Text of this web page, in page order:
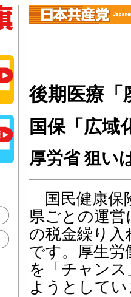
後期医療「
国保「広域
厚労省 狙い
国民健康保
県ごとの運営
の税金繰り
です。厚生労
を「チャン
ようとして